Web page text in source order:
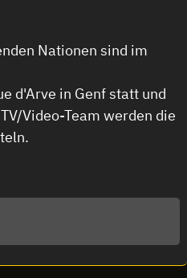
Nationen sind im
d'Arve in Genf statt und
Video-Team werden die